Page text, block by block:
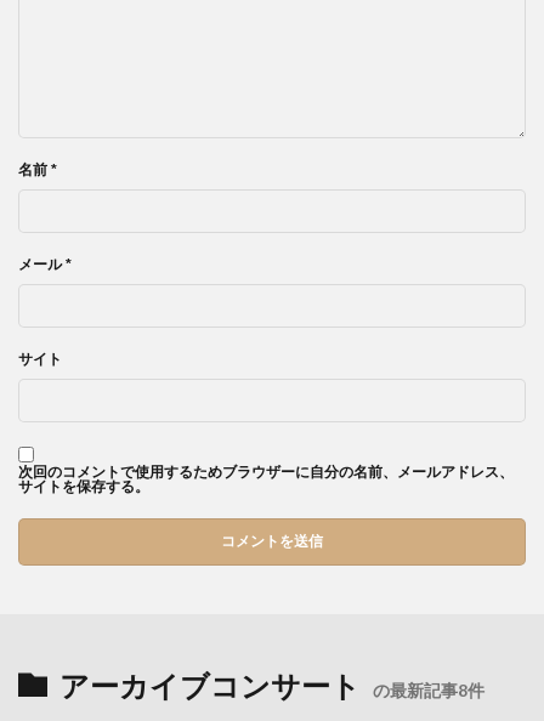
名前 *
メール*
サイト
次回のコメントで使用するためブラウザーに自分の名前、メールアドレス、
サイトを保存する。
アーカイブコンサート の最新記事8件